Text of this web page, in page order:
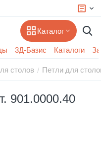
Каталог
3Д-Базис Каталоги
столов / Петли для
901.0000.40